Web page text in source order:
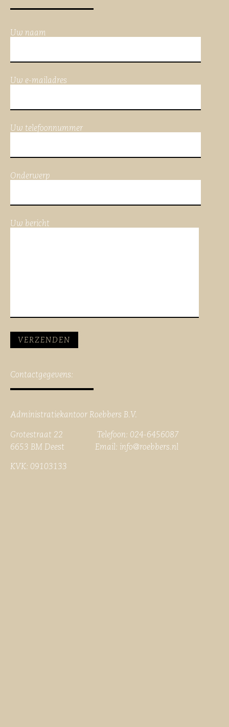
Uw naam
Uw e-mailadres
Uw telefoonnummer
Onderwerp
Uw bericht
Contactgegevens:
Administratiekantoor Roebbers B.V.
Grotestraat 22 Telefoon: 024-6456087
6653 BM Deest Email: info@roebbers.nl
KVK: 09103133